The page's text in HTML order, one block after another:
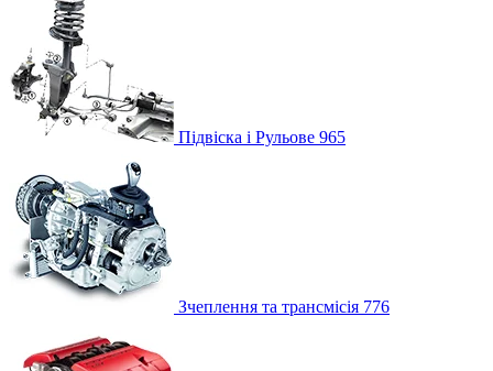
Підвіска і Рульове 965
Зчеплення та трансмісія 776